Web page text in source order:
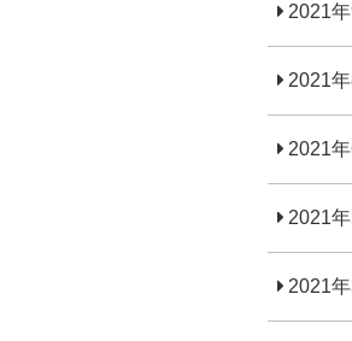
2021年
2021年
2021年
2021年
2021年